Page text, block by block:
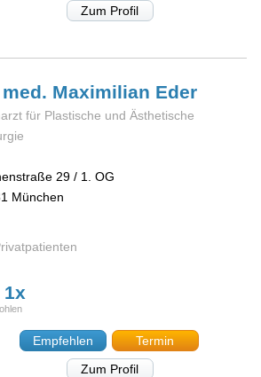
Zum Profil
med. Maximilian Eder
für Plastische und Ästhetische
29 / 1. OG
München
1x
Empfehlen
Termin
Zum Profil